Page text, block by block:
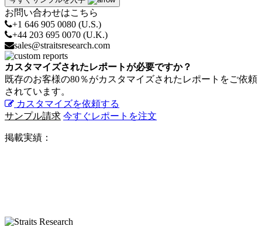
お問い合わせはこちら
+1 646 905 0080 (U.S.)
+44 203 695 0070 (U.K.)
sales@straitsresearch.com
カスタマイズされたレポートが必要ですか？
既存のお客様の80％がカスタマイズされたレポートをご依頼
されています。
カスタマイズを依頼する
サンプル請求 今すぐレポートを注文
掲載実績：